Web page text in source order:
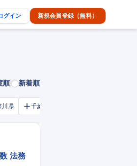
グイン 新規会員登録（無料）
順 新着順
川県 千葉市
法務